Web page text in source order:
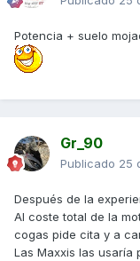
Potencia + suelo
Gr_90
Publicado 25
Después de la
Al coste total de la
cogas pide cita y a
Las Maxxis las usaría